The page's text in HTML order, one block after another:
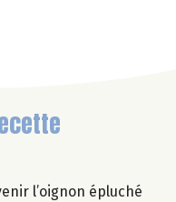
l’oignon épluché